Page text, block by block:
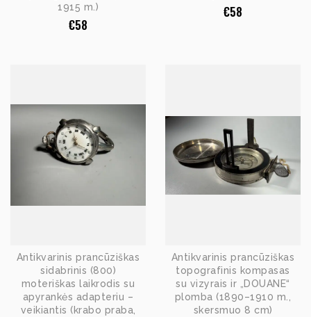
1915 m.)
€58
€58
Antikvarinis prancūziškas
sidabrinis (800)
moteriškas laikrodis su
apyrankės adapteriu –
veikiantis (krabo praba,
Antikvarinis prancūziškas
topografinis kompasas
su vizyrais ir „DOUANE“
plomba (1890–1910 m.,
skersmuo 8 cm)